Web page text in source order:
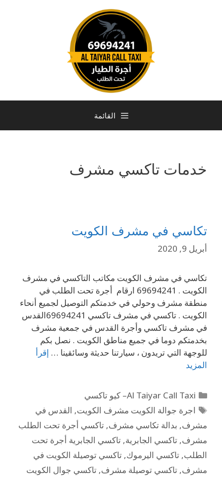
القائمة
خدمات تاكسي مشرف
تكاسي في مشرف الكويت
أبريل 9, 2020
تكاسي في مشرف الكويت مكاتب التاكسي في مشرف
الكويت . 69694241 ارقام أجرة تحت الطلب في
منطقة مشرف وحولي في خدمتكم التوصيل لجميع أنحاء
الكويت . تاكسي في مشرف تاكسي 69694241القدس
في مشرف تاكسي وأجرة القدس في جمعية مشرف
بخدمتكم دوما في جميع مناطق الكويت . نصل بكم
للوجهة التي تريدون ، سيارتنا حديثة وسائقينا … إقرأ
المزيد
Al Taiyar Call Taxi– كيو تاكسي
اجرة جوالة الكويت مشرف الكويت, القدس في
مشرف, بدالة تكاسي مشرف, تاكسي أجرة تحت الطلب
مشرف, تاكسي الجابرية, تاكسي الجابرية أجرة تحت
الطلب, تاكسي اليرموك, تاكسي توصيلة الكويت في
مشرف, تاكسي توصيلة مشرف, تاكسي جوال الكويت